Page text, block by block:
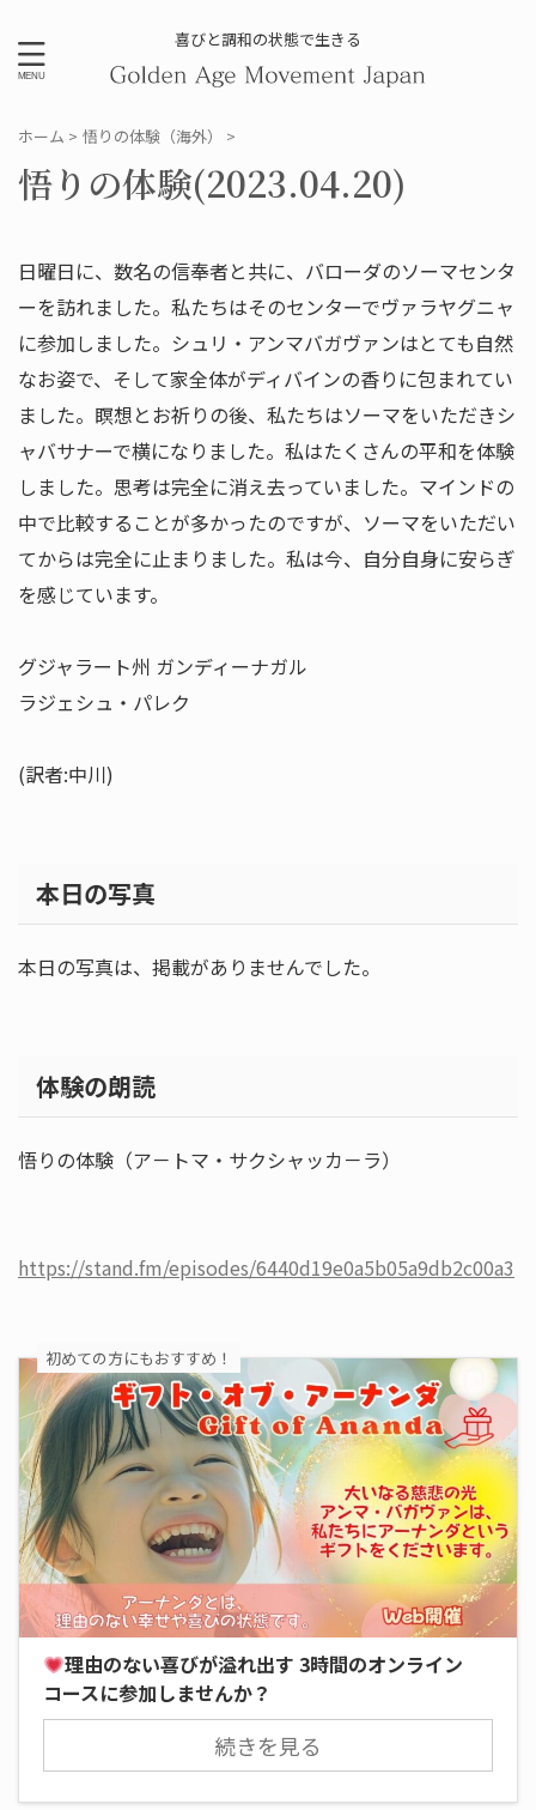
喜びと調和の状態で生きる
ホーム > 悟りの体験（海外） >
悟りの体験(2023.04.20)
日曜日に、数名の信奉者と共に、バローダのソーマセンタ
ーを訪れました。私たちはそのセンターでヴァラヤグニャ
に参加しました。シュリ・アンマバガヴァンはとても自然
なお姿で、そして家全体がディバインの香りに包まれてい
ました。瞑想とお祈りの後、私たちはソーマをいただきシ
ャバサナーで横になりました。私はたくさんの平和を体験
しました。思考は完全に消え去っていました。マインドの
中で比較することが多かったのですが、ソーマをいただい
てからは完全に止まりました。私は今、自分自身に安らぎ
を感じています。
グジャラート州 ガンディーナガル
ラジェシュ・パレク
(訳者:中川)
本日の写真
本日の写真は、掲載がありませんでした。
体験の朗読
悟りの体験（ア－トマ・サクシャッカ－ラ）
https://stand.fm/episodes/6440d19e0a5b05a9db2c00a3
初めての方にもおすすめ！
理由のない喜びが溢れ出す 3時間のオンライン
コースに参加しませんか？
続きを見る